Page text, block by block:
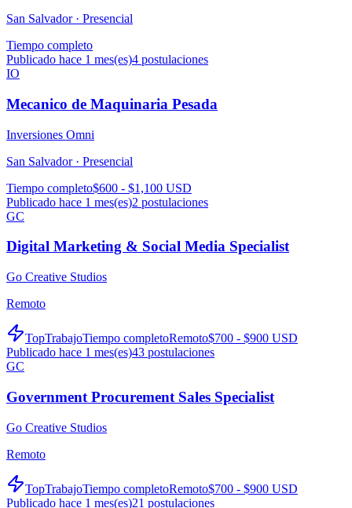
San Salvador · Presencial
Tiempo completo
Publicado hace 1 mes(es)4 postulaciones
IO
Mecanico de Maquinaria Pesada
Inversiones Omni
San Salvador · Presencial
Tiempo completo$600 - $1,100 USD
Publicado hace 1 mes(es)2 postulaciones
GC
Digital Marketing & Social Media Specialist
Go Creative Studios
Remoto
TopTrabajoTiempo completoRemoto$700 - $900 USD
Publicado hace 1 mes(es)43 postulaciones
GC
Government Procurement Sales Specialist
Go Creative Studios
Remoto
TopTrabajoTiempo completoRemoto$700 - $900 USD
Publicado hace 1 mes(es)21 postulaciones